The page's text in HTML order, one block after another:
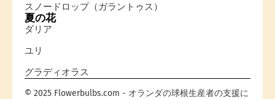
スノードロップ（ガラントゥス）
夏の花
ダリア
ユリ
グラディオラス
© 2025 Flowerbulbs.com - オランダの球根生産者の支援に